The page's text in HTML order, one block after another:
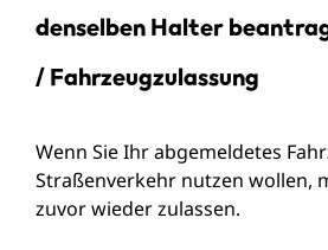
denselben Halter
/ Fahrzeugzulassung
Wenn Sie Ihr abgemeldetes
Straßenverkehr nutzen wollen,
zuvor wieder zulassen.